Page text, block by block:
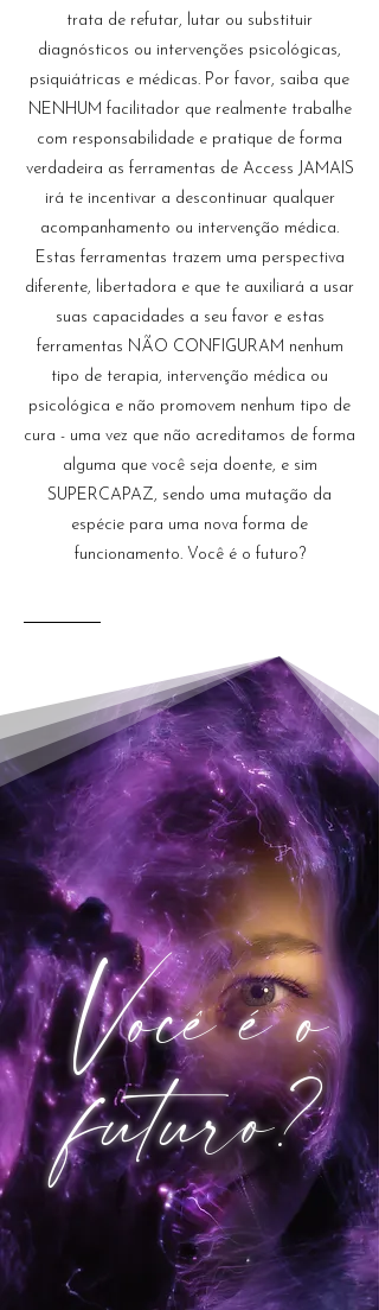
trata de refutar, lutar ou substituir
diagnósticos ou intervenções psicológicas,
psiquiátricas e médicas. Por favor, saiba que
NENHUM facilitador que realmente trabalhe
com responsabilidade e pratique de forma
verdadeira as ferramentas de Access JAMAIS
irá te incentivar a descontinuar qualquer
acompanhamento ou intervenção médica.
Estas ferramentas trazem uma perspectiva
diferente, libertadora e que te auxiliará a usar
suas capacidades a seu favor e estas
ferramentas NÃO CONFIGURAM nenhum
tipo de terapia, intervenção médica ou
psicológica e não promovem nenhum tipo de
cura - uma vez que não acreditamos de forma
alguma que você seja doente, e sim
SUPERCAPAZ, sendo uma mutação da
espécie para uma nova forma de
funcionamento. Você é o futuro?
Você é o
futuro?